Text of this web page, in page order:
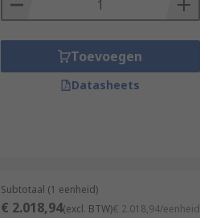
Toevoegen
Datasheets
Subtotaal (1 eenheid)
€ 2.018,94(excl. BTW)€ 2.018,94/eenheid